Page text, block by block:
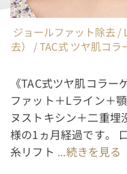
ジョールファット除去 /
去） / TAC式 ツヤ肌コ
《TAC式ツヤ肌コラ
ファット＋Lライン＋
ヌストキシン＋二重埋
様の1ヵ月経過です。
糸リフト ...続きを見る